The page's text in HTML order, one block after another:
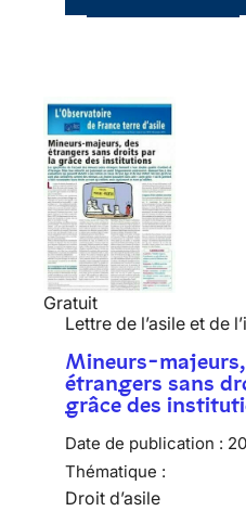
Gratuit
Lettre de l’asile et de
Mineurs-
étrangers sans
grâce des
Date de publication :
Thématique :
Droit d’asile